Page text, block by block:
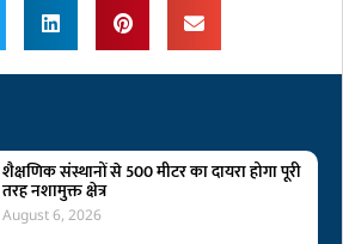
शैक्षणिक संस्थानों से 500 मीटर का दायरा होगा पूरी
तरह नशामुक्त क्षेत्र
August 6, 2026